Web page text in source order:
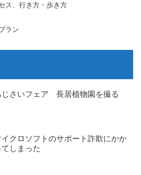
ス、行き方・歩き方
ラン
じさいフェア 長居植物園を撮る
イクロソフトのサポート詐欺にかか
てしまった